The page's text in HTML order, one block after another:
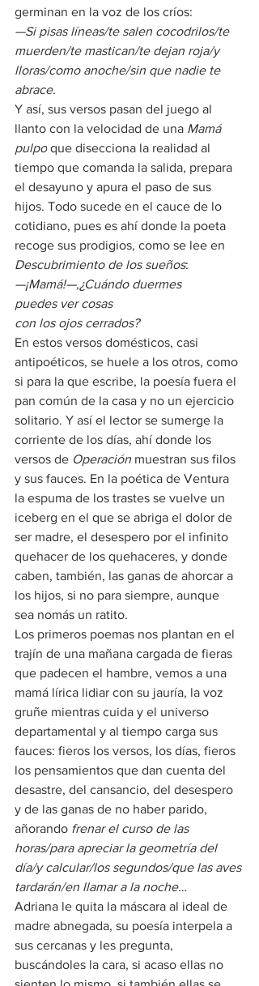
germinan en la voz de los críos:
—Si pisas líneas/te salen cocodrilos/te
muerden/te mastican/te dejan roja/y
lloras/como anoche/sin que nadie te
abrace.
Y así, sus versos pasan del juego al
llanto con la velocidad de una Mamá
pulpo que disecciona la realidad al
tiempo que comanda la salida, prepara
el desayuno y apura el paso de sus
hijos. Todo sucede en el cauce de lo
cotidiano, pues es ahí donde la poeta
recoge sus prodigios, como se lee en
Descubrimiento de los sueños:
—¡Mamá!—,¿Cuándo duermes
puedes ver cosas
con los ojos cerrados?
En estos versos domésticos, casi
antipoéticos, se huele a los otros, como
si para la que escribe, la poesía fuera el
pan común de la casa y no un ejercicio
solitario. Y así el lector se sumerge la
corriente de los días, ahí donde los
versos de Operación muestran sus filos
y sus fauces. En la poética de Ventura
la espuma de los trastes se vuelve un
iceberg en el que se abriga el dolor de
ser madre, el desespero por el infinito
quehacer de los quehaceres, y donde
caben, también, las ganas de ahorcar a
los hijos, si no para siempre, aunque
sea nomás un ratito.
Los primeros poemas nos plantan en el
trajín de una mañana cargada de fieras
que padecen el hambre, vemos a una
mamá lírica lidiar con su jauría, la voz
gruñe mientras cuida y el universo
departamental y al tiempo carga sus
fauces: fieros los versos, los días, fieros
los pensamientos que dan cuenta del
desastre, del cansancio, del desespero
y de las ganas de no haber parido,
añorando frenar el curso de las
horas/para apreciar la geometría del
día/y calcular/los segundos/que las aves
tardarán/en llamar a la noche…
Adriana le quita la máscara al ideal de
madre abnegada, su poesía interpela a
sus cercanas y les pregunta,
buscándoles la cara, si acaso ellas no